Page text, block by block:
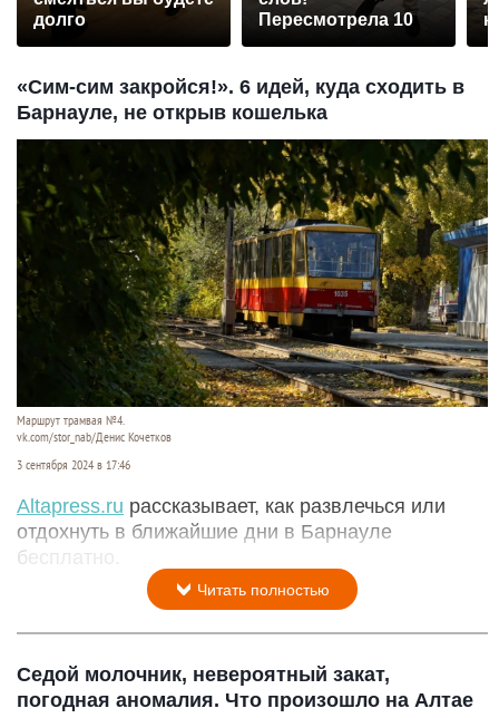
долго
Пересмотрела 10
«Сим-сим закройся!». 6 идей, куда сходить в
Барнауле, не открыв кошелька
Маршрут трамвая №4.
vk.com/stor_nab/Денис Кочетков
3 сентября 2024 в 17:46
Altapress.ru рассказывает, как развлечься или
отдохнуть в ближайшие дни в Барнауле
бесплатно.
Читать полностью
Седой молочник, невероятный закат,
погодная аномалия. Что произошло на Алтае